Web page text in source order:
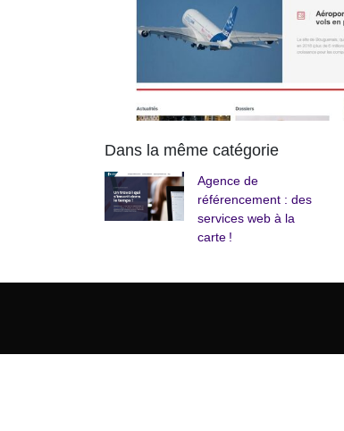
Dans la même catégorie
Agence de
référencement : des
services web à la
carte !